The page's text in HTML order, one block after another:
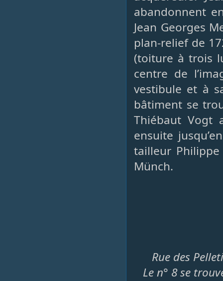
abandonnent
Jean Georges
plan-relief de
(toiture à trois
centre de
vestibule et à
bâtiment se
Thiébaut Vogt
ensuite
tailleur
Münch.
Rue des
Le n° 8 se